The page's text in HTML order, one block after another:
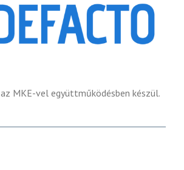
az MKE-vel együttműködésben készül.